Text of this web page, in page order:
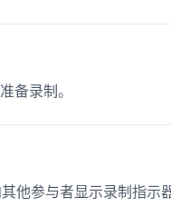
备录制。
参与者显示录制指示